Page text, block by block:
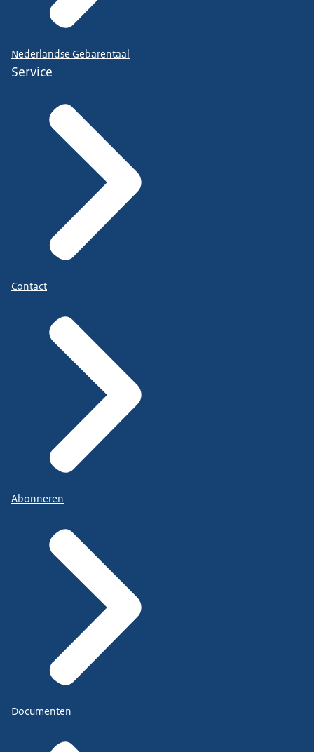
Nederlandse Gebarentaal
Service
Contact
Abonneren
Documenten